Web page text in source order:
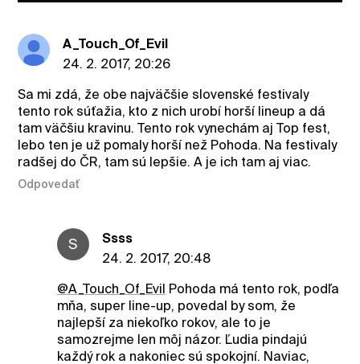
A_Touch_Of_Evil
24. 2. 2017, 20:26
Sa mi zdá, že obe najväčšie slovenské festivaly
tento rok súťažia, kto z nich urobí horší lineup a dá
tam väčšiu kravinu. Tento rok vynechám aj Top fest,
lebo ten je už pomaly horší než Pohoda. Na festivaly
radšej do ČR, tam sú lepšie. A je ich tam aj viac.
Odpovedať
S
Ssss
24. 2. 2017, 20:48
@A_Touch_Of_Evil Pohoda má tento rok, podľa
mňa, super line-up, povedal by som, že
najlepší za niekoľko rokov, ale to je
samozrejme len môj názor. Ľudia pindajú
každý rok a nakoniec sú spokojní. Naviac,